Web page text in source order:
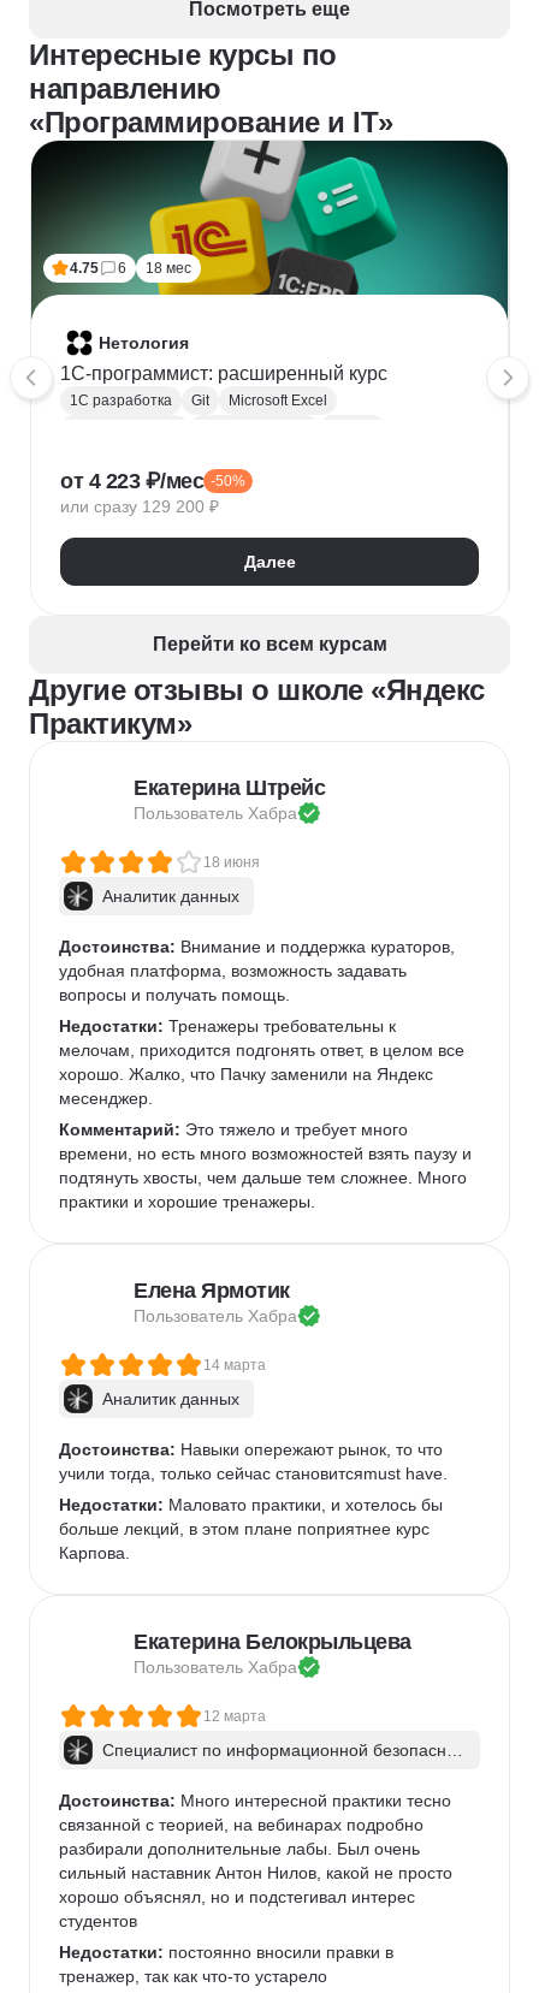
Посмотреть еще
Интересные курсы по
направлению
«Программирование и IT»
4.75 6 18 мес
Нетология
1C-программист: расширенный курс
1С разработка Git
Microsoft Excel
Конфигурирование 1С
от 4 223 ₽/мес -50%
или сразу 129 200 ₽
Далее
Перейти ко всем курсам
Другие отзывы о школе «Яндекс
Практикум»
Екатерина Штрейс
Пользователь Хабра
18 июня
Аналитик данных
Достоинства: Внимание и поддержка кураторов,
удобная платформа, возможность задавать
вопросы и получать помощь.
Недостатки: Тренажеры требовательны к
мелочам, приходится подгонять ответ, в целом все
хорошо. Жалко, что Пачку заменили на Яндекс
месенджер.
Комментарий: Это тяжело и требует много
времени, но есть много возможностей взять паузу и
подтянуть хвосты, чем дальше тем сложнее. Много
практики и хорошие тренажеры.
Елена Ярмотик
Пользователь Хабра
14 марта
Аналитик данных
Достоинства: Навыки опережают рынок, то что
учили тогда, только сейчас становитсяmust have.
Недостатки: Маловато практики, и хотелось бы
больше лекций, в этом плане поприятнее курс
Карпова.
Екатерина Белокрыльцева
Пользователь Хабра
12 марта
Специалист по информационной безопаснос
Достоинства: Много интересной практики тесно
связанной с теорией, на вебинарах подробно
разбирали дополнительные лабы. Был очень
сильный наставник Антон Нилов, какой не просто
хорошо объяснял, но и подстегивал интерес
студентов
Недостатки: постоянно вносили правки в
тренажер, так как что-то устарело